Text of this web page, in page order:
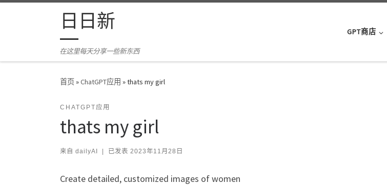
Skip to content日日新
在这里每天分享一些新东西
GPT商店
首页»ChatGPT应用 »thats my girl
CHATGPT应用
thats my girl
来自 dailyAI 已发表 2023年11月28日
Create detailed, customized images of women